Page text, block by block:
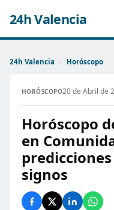
24h Valencia
24h Valencia › Horóscopo
HORÓSCOPO20 de Abril de
Horóscopo
en
signos